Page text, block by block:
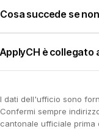
Cosa succede se
ApplyCH è collegato
I dati dell'ufficio sono
Confermi sempre
cantonale ufficiale prima